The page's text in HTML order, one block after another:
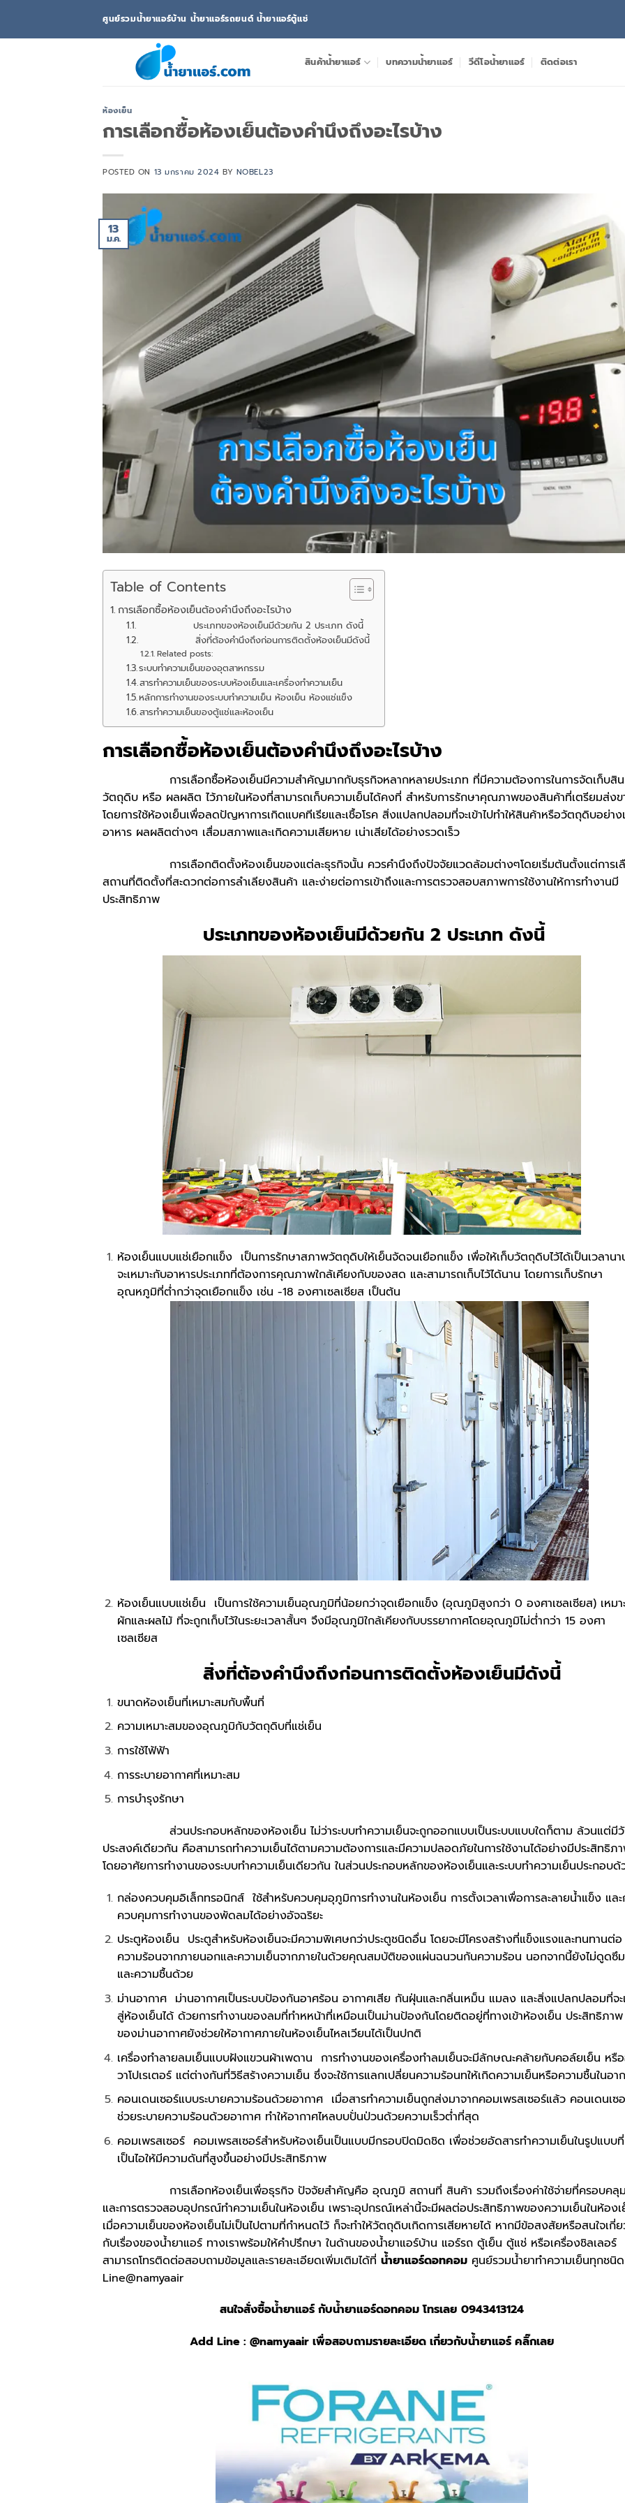
ยัง
ศูนย์รวมน้ำยาแอร์บ้าน น้ำยาแอร์รถยนต์ น้ำยาแอร์ตู้แช่
สินค้าน้ำยาแอร์ บทความน้ำยาแอร์ วีดีโอน้ำยาแอร์ ติดต่อเรา
ห้องเย็น
การเลือกซื้อห้องเย็นต้องคำนึงถึงอะไรบ้าง
POSTED ON 13 มกราคม 2024 BY NOBEL23
13
ม.ค.
Table of Contents
การเลือกซื้อห้องเย็นต้องคำนึงถึงอะไรบ้าง
ประเภทของห้องเย็นมีด้วยกัน 2 ประเภท ดังนี้
สิ่งที่ต้องคำนึงถึงก่อนการติดตั้งห้องเย็นมีดังนี้
Related posts:
ระบบทำความเย็นของอุตสาหกรรม
สารทำความเย็นของระบบห้องเย็นและเครื่องทำความเย็น
หลักการทำงานของระบบทำความเย็น ห้องเย็น ห้องแช่แข็ง
สารทำความเย็นของตู้แช่และห้องเย็น
การเลือกซื้อห้องเย็นต้องคำนึงถึงอะไรบ้าง
การเลือกซื้อห้องเย็นมีความสำคัญมากกับธุรกิจหลากหลายประเภท ที่มีความต้องการในการจัดเก็บสิน
วัตถุดิบ หรือ ผลผลิต ไว้ภายในห้องที่สามารถเก็บความเย็นได้คงที่ สำหรับการรักษาคุณภาพของสินค้าที่เตรียมส่งข
โดยการใช้ห้องเย็นเพื่อลดปัญหาการเกิดแบคทีเรียและเชื้อโรค สิ่งแปลกปลอมที่จะเข้าไปทำให้สินค้าหรือวัตถุดิบอย่าง
อาหาร ผลผลิตต่างๆ เสื่อมสภาพและเกิดความเสียหาย เน่าเสียได้อย่างรวดเร็ว
การเลือกติดตั้งห้องเย็นของแต่ละธุรกิจนั้น ควรคำนึงถึงปัจจัยแวดล้อมต่างๆโดยเริ่มต้นตั้งแต่การเ
สถานที่ติดตั้งที่สะดวกต่อการลำเลียงสินค้า และง่ายต่อการเข้าถึงและการตรวจสอบสภาพการใช้งานให้การทำงานมี
ประสิทธิภาพ
ประเภทของห้องเย็นมีด้วยกัน 2 ประเภท ดังนี้
ห้องเย็นแบบแช่เยือกแข็ง เป็นการรักษาสภาพวัตถุดิบให้เย็นจัดจนเยือกแข็ง เพื่อให้เก็บวัตถุดิบไว้ได้เป็นเวลานา
จะเหมาะกับอาหารประเภทที่ต้องการคุณภาพใกล้เคียงกับของสด และสามารถเก็บไว้ได้นาน โดยการเก็บรักษา
อุณหภูมิที่ต่ำกว่าจุดเยือกแข็ง เช่น -18 องศาเซลเซียส เป็นต้น
ห้องเย็นแบบแช่เย็น เป็นการใช้ความเย็นอุณภูมิที่น้อยกว่าจุดเยือกแข็ง (อุณภูมิสูงกว่า 0 องศาเซลเซียส) เหมา
ผักและผลไม้ ที่จะถูกเก็บไว้ในระยะเวลาสั้นๆ จึงมีอุณภูมิใกล้เคียงกับบรรยากาศโดยอุณภูมิไม่ต่ำกว่า 15 องศา
เซลเซียส
สิ่งที่ต้องคำนึงถึงก่อนการติดตั้งห้องเย็นมีดังนี้
ขนาดห้องเย็นที่เหมาะสมกับพื้นที่
ความเหมาะสมของอุณภูมิกับวัตถุดิบที่แช่เย็น
การใช้ไฟ้ฟ้า
การระบายอากาศที่เหมาะสม
การบำรุงรักษา
ส่วนประกอบหลักของห้องเย็น ไม่ว่าระบบทำความเย็นจะถูกออกแบบเป็นระบบแบบใดก็ตาม ล้วนแต่มี
ประสงค์เดียวกัน คือสามารถทำความเย็นได้ตามความต้องการและมีความปลอดภัยในการใช้งานได้อย่างมีประสิทธิภ
โดยอาศัยการทำงานของระบบทำความเย็นเดียวกัน ในส่วนประกอบหลักของห้องเย็นและระบบทำความเย็นประกอบด้
กล่องควบคุมอิเล็กทรอนิกส์ ใช้สำหรับควบคุมอุภูมิการทำงานในห้องเย็น การตั้งเวลาเพื่อการละลายน้ำแข็ง และ
ควบคุมการทำงานของพัดลมได้อย่างอัจฉริยะ
ประตูห้องเย็น ประตูสำหรับห้องเย็นจะมีความพิเศษกว่าประตูชนิดอื่น โดยจะมีโครงสร้างที่แข็งแรงและทนทานต่อ
ความร้อนจากภายนอกและความเย็นจากภายในด้วยคุณสมบัติของแผ่นฉนวนกันความร้อน นอกจากนี้ยังไม่ดูดซึ
และความชื้นด้วย
ม่านอากาศ ม่านอากาศเป็นระบบป้องกันอาศร้อน อากาศเสีย กันฝุ่นและกลิ่นเหม็น แมลง และสิ่งแปลกปลอมที่จะ
สู่ห้องเย็นได้ ด้วยการทำงานของลมที่ทำหหน้าที่เหมือนเป็นม่านป้องกันโดยติดอยู่ที่ทางเข้าห้องเย็น ประสิทธิภาพ
ของม่านอากาศยังช่วยให้อากาศภายในห้องเย็นไหลเวียนได้เป็นปกติ
เครื่องทำลายลมเย็นแบบฝังแขวนผ้าเพดาน การทำงานของเครื่องทำลมเย็นจะมีลักษณะคล้ายกับคอล์ยเย็น หรื
วาโปเรเตอร์ แต่ต่างกันที่วิธีสร้างความเย็น ซึ่งจะใช้การแลกเปลี่ยนความร้อนทให้เกิดความเย็นหรือความชื้นในอา
คอนเดนเซอร์แบบระบายความร้อนด้วยอากาศ เมื่อสารทำความเย็นถูกส่งมาจากคอมเพรสเซอร์แล้ว คอนเดนเซ
ช่วยระบายความร้อนด้วยอากาศ ทำให้อากาศไหลบบปั่นป่วนด้วยความเร็วต่ำที่สุด
คอมเพรสเซอร์ คอมเพรสเซอร์สำหรับห้องเย็นเป็นแบบมีกรอบปิดมิดชิด เพื่อช่วยอัดสารทำความเย็นในรูปแบบที่
เป็นไอให้มีความดันที่สูงขึ้นอย่างมีประสิทธิภาพ
การเลือกห้องเย็นเพื่อธุรกิจ ปัจจัยสำคัญคือ อุณภูมิ สถานที่ สินค้า รวมถึงเรื่องค่าใช้จ่ายที่ครอบคลุม
และการตรวจสอบอุปกรณ์ทำความเย็นในห้องเย็น เพราะอุปกรณ์เหล่านี้จะมีผลต่อประสิทธิภาพของความเย็นในห้อง
เมื่อความเย็นของห้องเย็นไม่เป็นไปตามที่กำหนดไว้ ก็จะทำให้วัตถุดิบเกิดการเสียหายได้ หากมีข้อสงสัยหรือสนใจเกี่
กับเรื่องของน้ำยาแอร์ ทางเราพร้อมให้คำปรึกษา ในด้านของน้ำยาแอร์บ้าน แอร์รถ ตู้เย็น ตู้แช่ หรือเครื่องชิลเลอร์
สามารถโทรติดต่อสอบถามข้อมูลและรายละเอียดเพิ่มเติมได้ที่ น้ำยาแอร์ดอทคอม ศูนย์รวมน้ำยาทำความเย็นทุกชนิ
Line@namyaair
สนใจสั่งซื้อน้ำยาแอร์ กับน้ำยาแอร์ดอทคอมโทรเลย 0943413124
Add Line :@namyaair เพื่อสอบถามรายละเอียด เกี่ยวกับน้ำยาแอร์ คลิ๊กเลย